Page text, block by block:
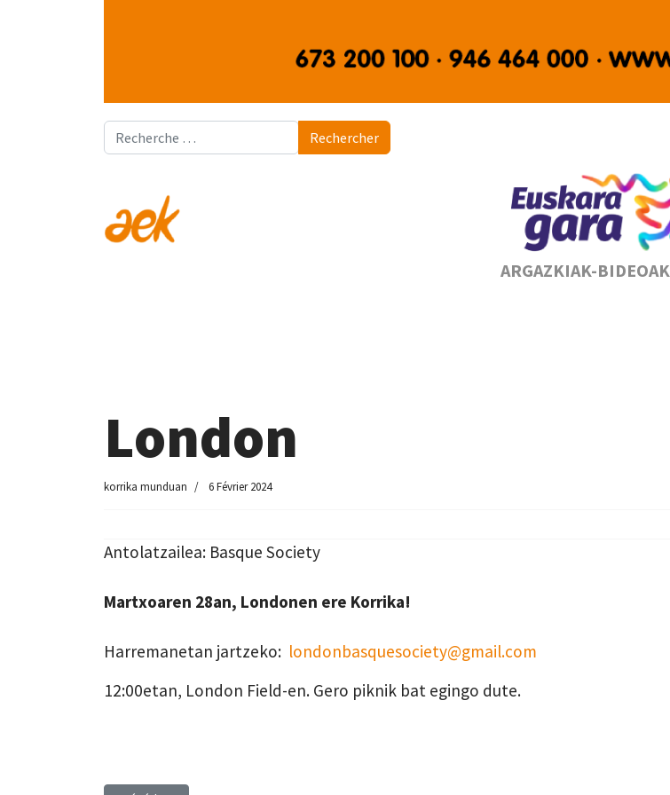
Rechercher Rechercher
ARGAZKIAK-BIDEOAK
London
korrika munduan 6 Février 2024
Antolatzailea: Basque Society
Martxoaren 28an, Londonen ere Korrika!
Harremanetan jartzeko: londonbasquesociety@gmail.com
12:00etan, London Field-en. Gero piknik bat egingo dute.